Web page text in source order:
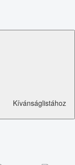
Kívánságlistához